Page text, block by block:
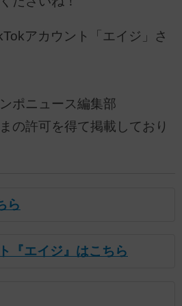
アカウント「エイジ」さ
ポニュース編集部
の許可を得て掲載しており
ら
『エイジ』はこちら